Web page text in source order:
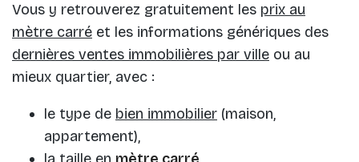
Vous y retrouverez gratuitement les prix au
mètre carré et les informations génériques des
dernières ventes immobilières par ville ou au
mieux quartier, avec :
le type de bien immobilier (maison,
appartement),